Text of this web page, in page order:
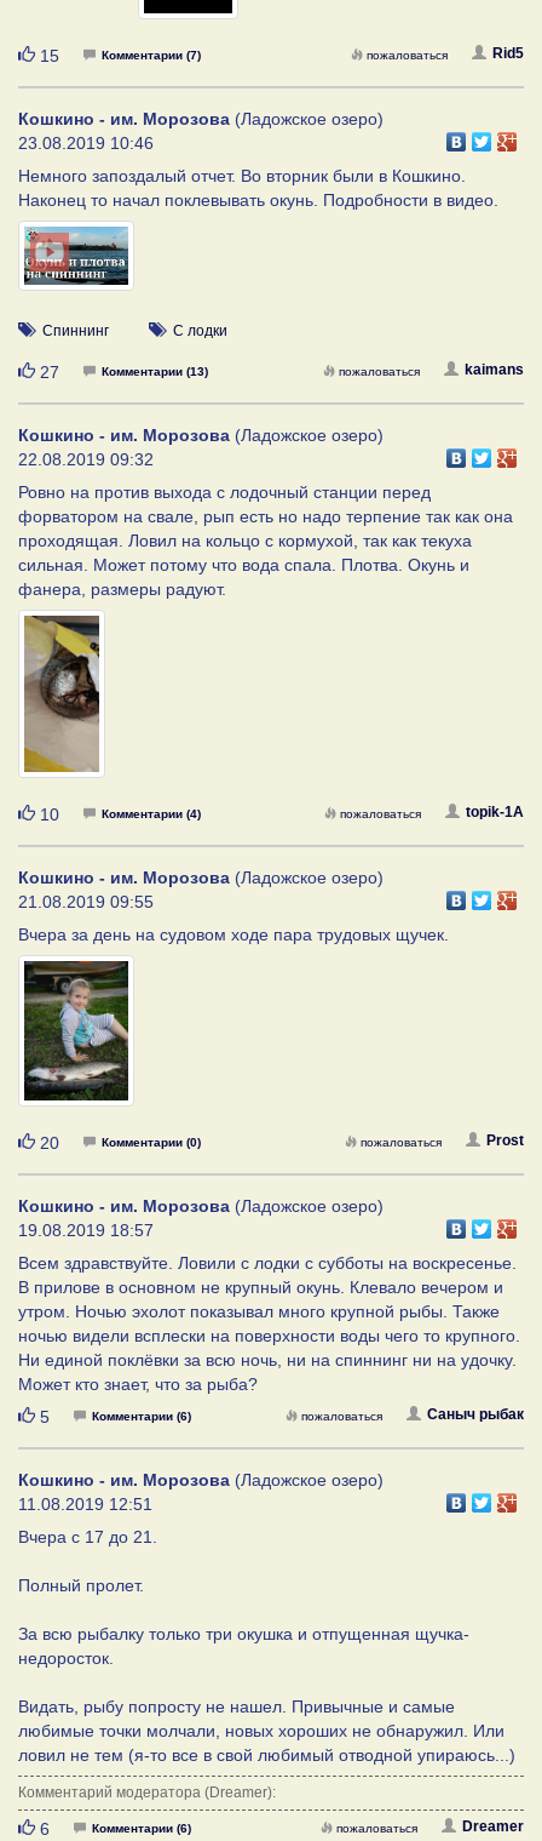
Нравится
15 Комментарии (7) Rid5
пожаловаться
Кошкино - им. Морозова (Ладожское озеро)
23.08.2019 10:46
Немного запоздалый отчет. Во вторник были в Кошкино.
Наконец то начал поклевывать окунь. Подробности в видео.
Спиннинг С лодки
Нравится
27 Комментарии (13) kaimans
пожаловаться
Кошкино - им. Морозова (Ладожское озеро)
22.08.2019 09:32
Ровно на против выхода с лодочный станции перед
форватором на свале, рып есть но надо терпение так как она
проходящая. Ловил на кольцо с кормухой, так как текуха
сильная. Может потому что вода спала. Плотва. Окунь и
фанера, размеры радуют.
Нравится
10 Комментарии (4) topik-1A
пожаловаться
Кошкино - им. Морозова (Ладожское озеро)
21.08.2019 09:55
Вчера за день на судовом ходе пара трудовых щучек.
Нравится
20 Комментарии (0) Prost
пожаловаться
Кошкино - им. Морозова (Ладожское озеро)
19.08.2019 18:57
Всем здравствуйте. Ловили с лодки с субботы на воскресенье.
В прилове в основном не крупный окунь. Клевало вечером и
утром. Ночью эхолот показывал много крупной рыбы. Также
ночью видели всплески на поверхности воды чего то крупного.
Ни единой поклёвки за всю ночь, ни на спиннинг ни на удочку.
Может кто знает, что за рыба?
Нравится
5 Комментарии (6) Саныч рыбак
пожаловаться
Кошкино - им. Морозова (Ладожское озеро)
11.08.2019 12:51
Вчера с 17 до 21.
Полный пролет.
За всю рыбалку только три окушка и отпущенная щучка-
недоросток.
Видать, рыбу попросту не нашел. Привычные и самые
любимые точки молчали, новых хороших не обнаружил. Или
ловил не тем (я-то все в свой любимый отводной упираюсь...)
Комментарий модератора (Dreamer):
Нравится
6 Комментарии (6) Dreamer
пожаловаться